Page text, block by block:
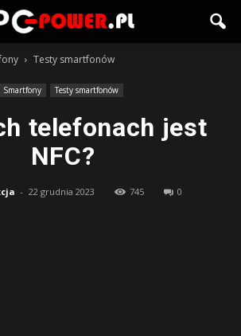
Testy smartfonów
Smartfony Testy smartfonów
telefonach jest
NFC?
- 22 grudnia 2023 745 0